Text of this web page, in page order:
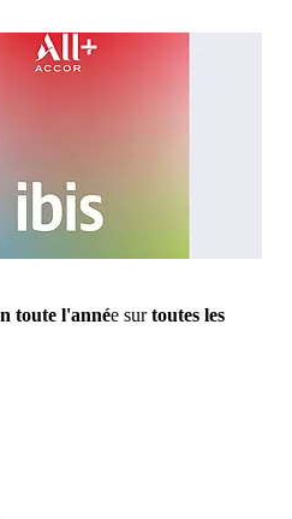
toute l'année surtoutes les